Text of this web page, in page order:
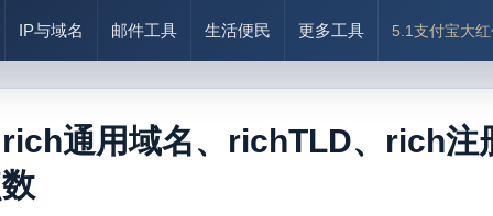
IP与域名 邮件工具 生活便民 更多工具 5.1支付宝大
通用域名、richTLD、rich注